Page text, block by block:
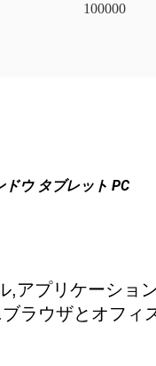
100000
ウ タブレット PC
アプリケーショ
ラウザとオフィ